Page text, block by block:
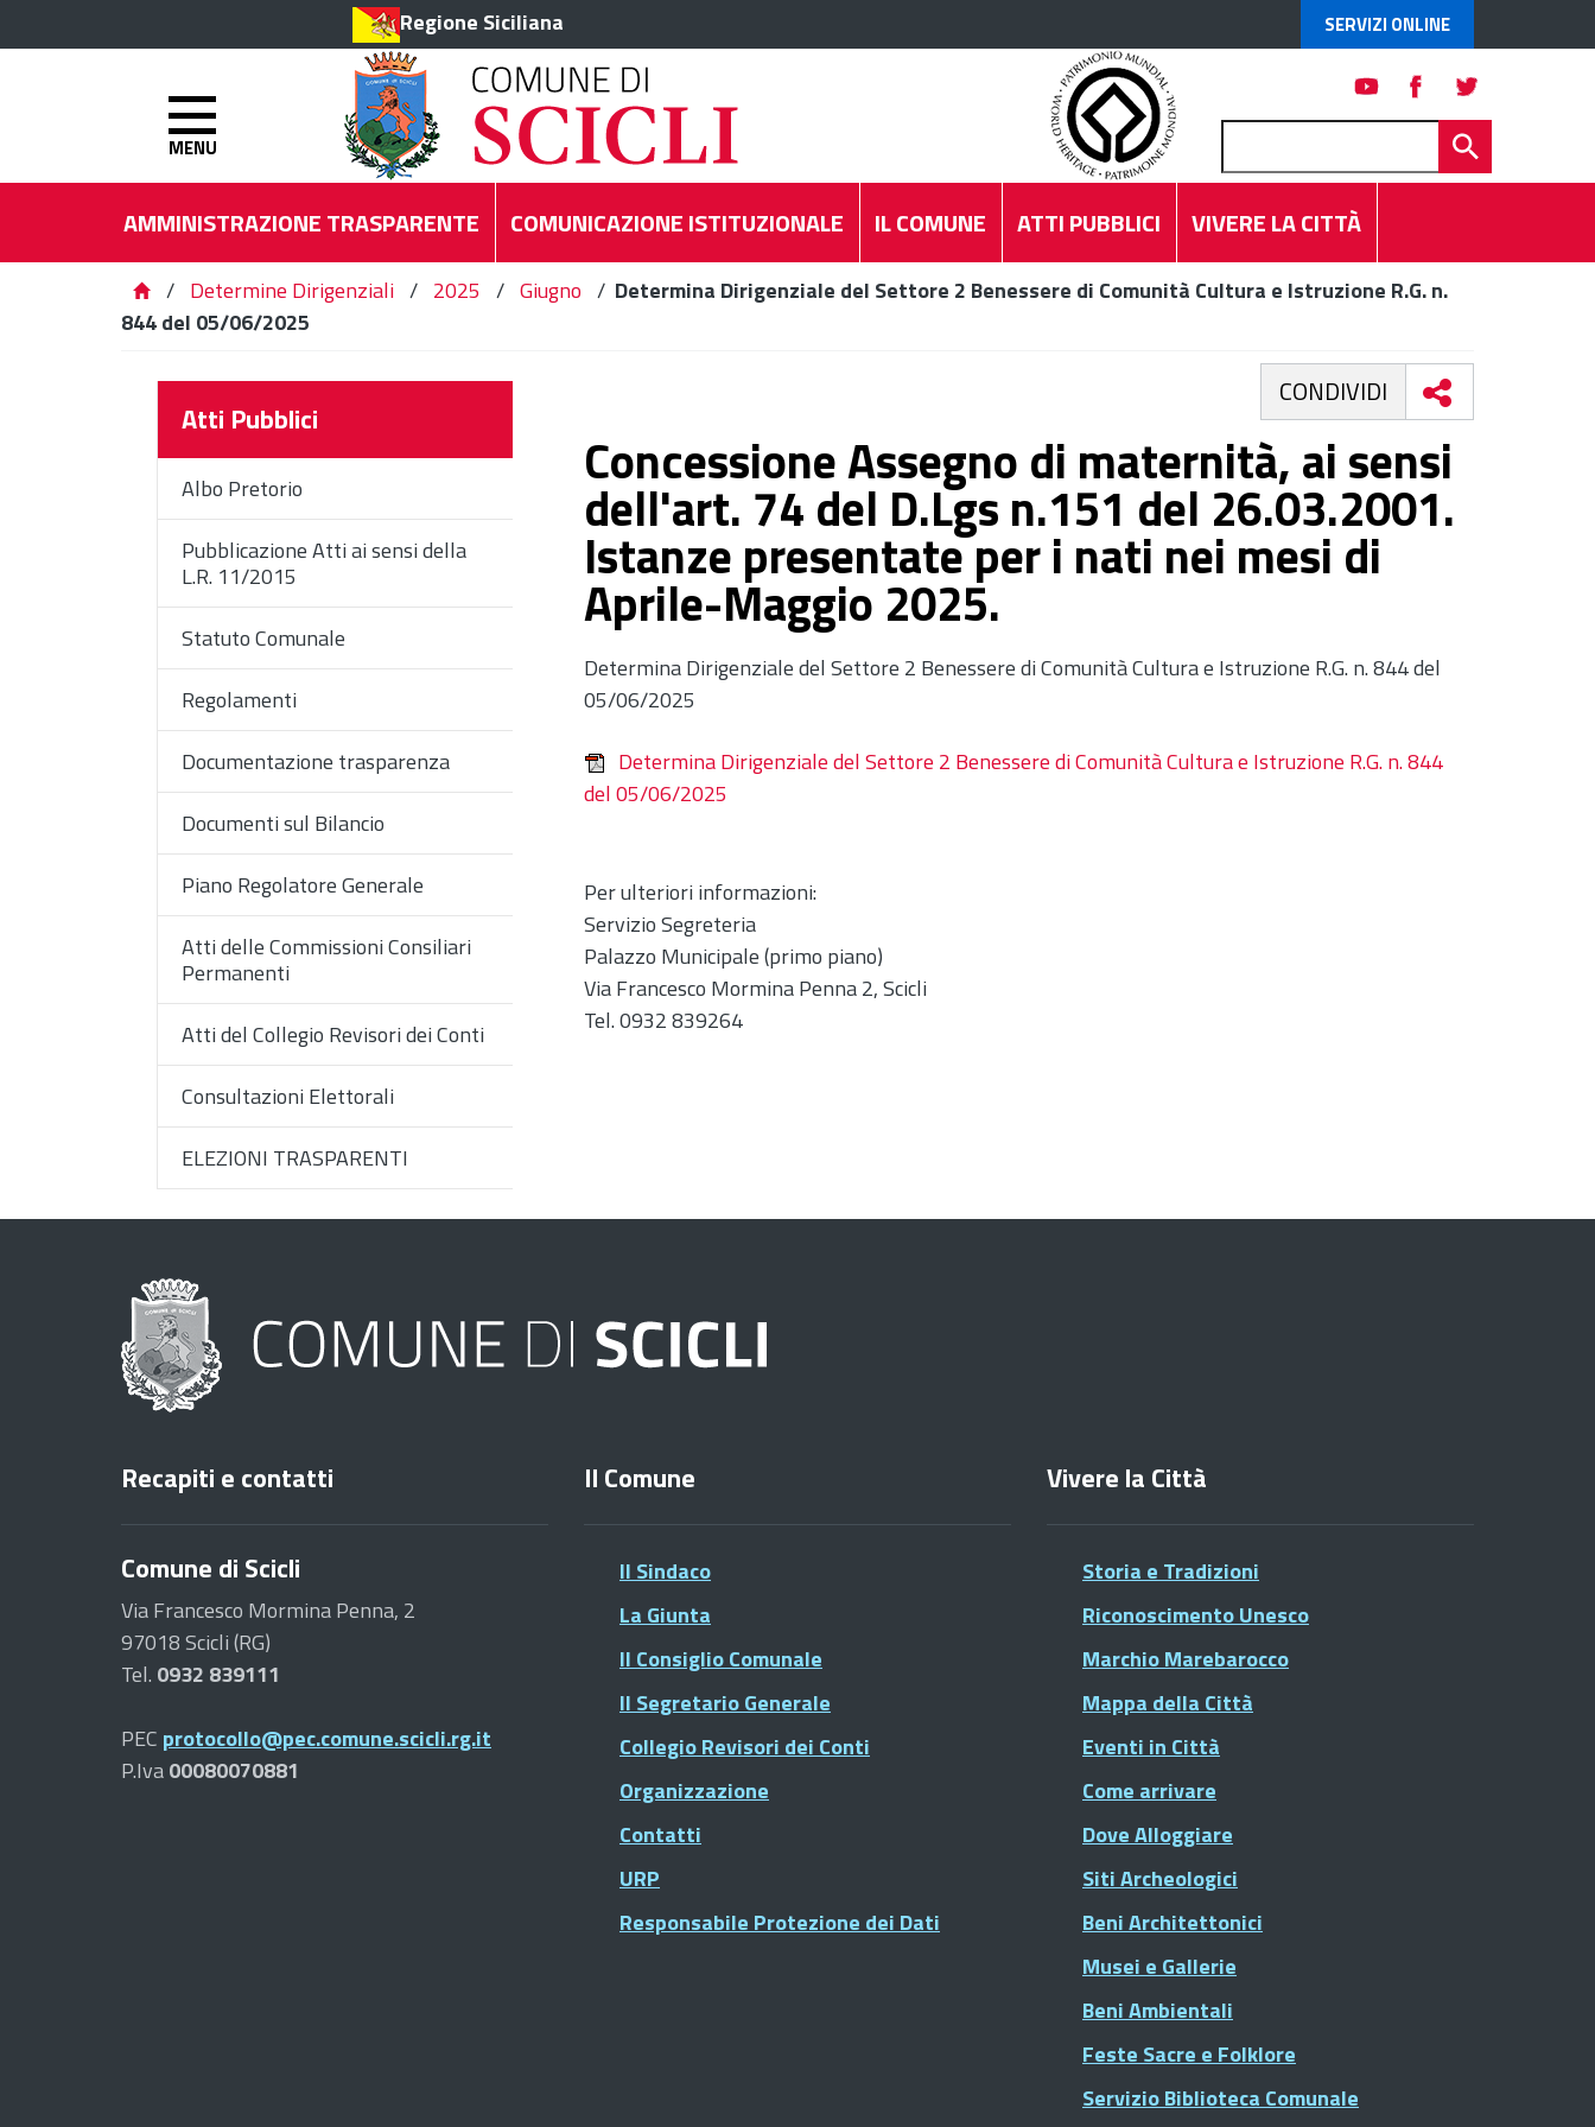
Regione Siciliana SERVIZI ONLINE
MENU
AMMINISTRAZIONE TRASPARENTE COMUNICAZIONE ISTITUZIONALE IL COMUNE ATTI PUBBLICI VIVERE LA CITTÀ
/ Determine Dirigenziali / 2025 / Giugno / Determina Dirigenziale del Settore 2 Benessere di Comunità Cultura e Istruzione R.G. n.
844 del 05/06/2025
Atti Pubblici
Albo Pretorio
Pubblicazione Atti ai sensi della
L.R. 11/2015
Statuto Comunale
Regolamenti
Documentazione trasparenza
Documenti sul Bilancio
Piano Regolatore Generale
Atti delle Commissioni Consiliari
Permanenti
Atti del Collegio Revisori dei Conti
Consultazioni Elettorali
ELEZIONI TRASPARENTI
CONDIVIDI
Concessione Assegno di maternità, ai sensi
dell'art. 74 del D.Lgs n.151 del 26.03.2001.
Istanze presentate per i nati nei mesi di
Aprile-Maggio 2025.
Determina Dirigenziale del Settore 2 Benessere di Comunità Cultura e Istruzione R.G. n. 844 del
05/06/2025
Determina Dirigenziale del Settore 2 Benessere di Comunità Cultura e Istruzione R.G. n. 844
del 05/06/2025
Per ulteriori informazioni:
Servizio Segreteria
Palazzo Municipale (primo piano)
Via Francesco Mormina Penna 2, Scicli
Tel. 0932 839264
Recapiti e contatti
Comune di Scicli
Via Francesco Mormina Penna, 2
97018 Scicli (RG)
Tel. 0932 839111
PEC protocollo@pec.comune.scicli.rg.it
P.Iva00080070881
Il Comune
Il Sindaco
La Giunta
Il Consiglio Comunale
Il Segretario Generale
Collegio Revisori dei Conti
Organizzazione
Contatti
URP
Responsabile Protezione dei Dati
Vivere la Città
Storia e Tradizioni
Riconoscimento Unesco
Marchio Marebarocco
Mappa della Città
Eventi in Città
Come arrivare
Dove Alloggiare
Siti Archeologici
Beni Architettonici
Musei e Gallerie
Beni Ambientali
Feste Sacre e Folklore
Servizio Biblioteca Comunale